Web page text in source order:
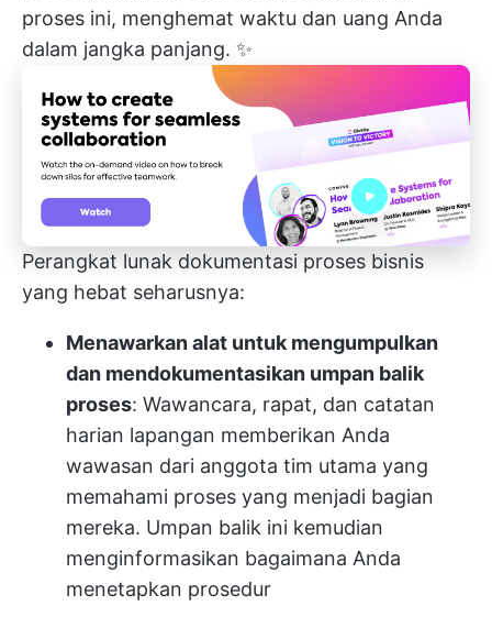
proses ini, menghemat waktu dan uang Anda
dalam jangka panjang. ✨
Perangkat lunak dokumentasi proses bisnis
yang hebat seharusnya:
Menawarkan alat untuk mengumpulkan
dan mendokumentasikan umpan balik
proses: Wawancara, rapat, dan catatan
harian lapangan memberikan Anda
wawasan dari anggota tim utama yang
memahami proses yang menjadi bagian
mereka. Umpan balik ini kemudian
menginformasikan bagaimana Anda
menetapkan prosedur